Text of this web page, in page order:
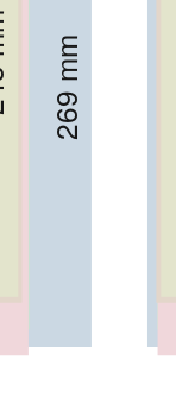
269 mm